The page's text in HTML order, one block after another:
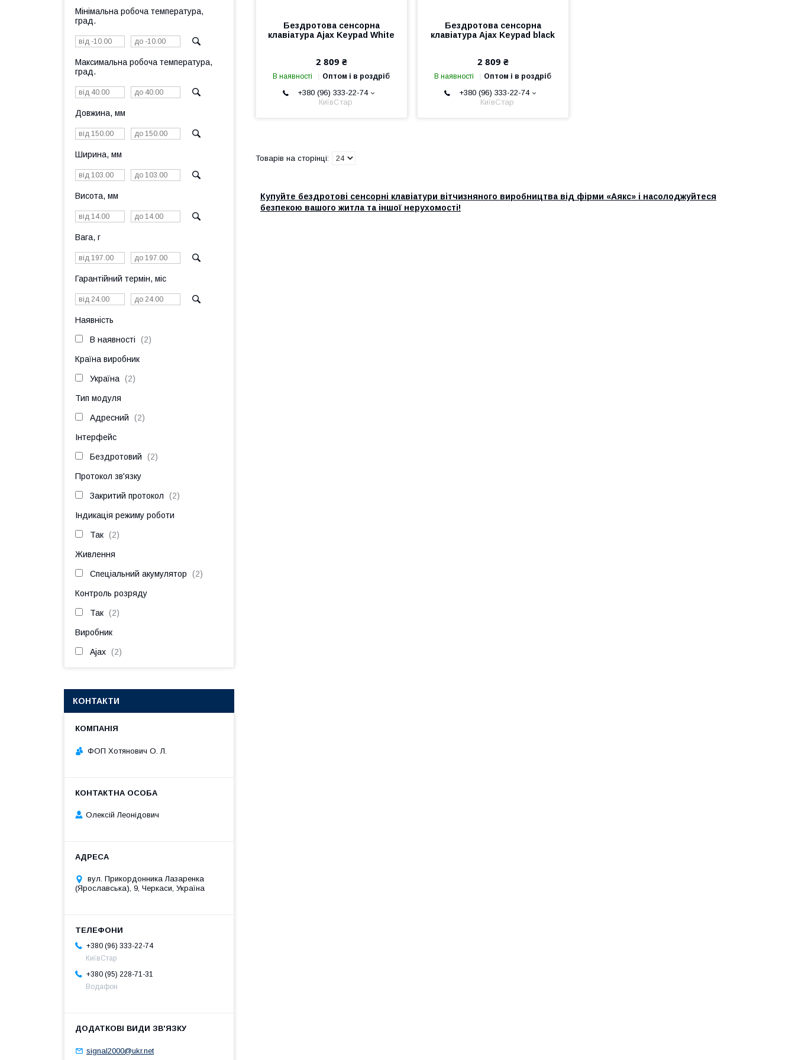
Бездротова сенсорна
клавіатура Ajax Keypad White
2 809 ₴
В наявності Оптом і в роздріб
+380 (96) 333-22-74
КиївСтар
Бездротова сенсорна
клавіатура Ajax Keypad black
2 809 ₴
В наявності Оптом і в роздріб
+380 (96) 333-22-74
КиївСтар
Купуйте бездротові сенсорні клавіатури вітчизняного виробництва від фірми «Аякс» і насолоджуйтеся
безпекою вашого житла та іншої нерухомості!
Мінімальна робоча температура,
град.
Максимальна робоча температура,
град.
Довжина, мм
Ширина, мм
Висота, мм
Вага, г
Гарантійний термін, міс
Наявність
В наявності 2
Країна виробник
Україна 2
Тип модуля
Адресний 2
Інтерфейс
Бездротовий 2
Протокол зв'язку
Закритий протокол 2
Індикація режиму роботи
Так 2
Живлення
Спеціальний акумулятор 2
Контроль розряду
Так 2
Виробник
Ajax 2
КОНТАКТИ
ФОП Хотянович О. Л.
Олексій Леонідович
вул. Прикордонника Лазаренка
(Ярославська), 9, Черкаси, Україна
+380 (96) 333-22-74
КиївСтар
+380 (95) 228-71-31
Водафон
signal2000@ukr.net